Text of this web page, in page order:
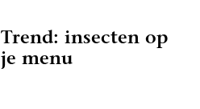
Trend: insecten op
je menu